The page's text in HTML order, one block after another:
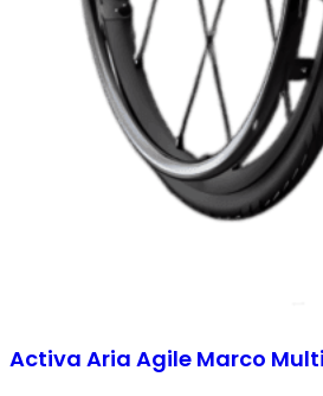
Activa Aria Agile Marco